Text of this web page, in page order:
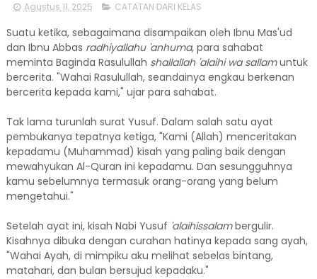
Agustus 11, 2025 CATATAN DARI KELAS
Suatu ketika, sebagaimana disampaikan oleh Ibnu Mas'ud
dan Ibnu Abbas radhiyallahu 'anhuma, para sahabat
meminta Baginda Rasulullah shallallah 'alaihi wa sallamuntuk
bercerita. "Wahai Rasulullah, seandainya engkau berkenan
bercerita kepada kami," ujar para sahabat.
Tak lama turunlah surat Yusuf. Dalam salah satu ayat
pembukanya tepatnya ketiga, "Kami (Allah) menceritakan
kepadamu (Muhammad) kisah yang paling baik dengan
mewahyukan Al-Quran ini kepadamu. Dan sesungguhnya
kamu sebelumnya termasuk orang-orang yang belum
mengetahui."
Setelah ayat ini, kisah Nabi Yusuf 'alaihissalambergulir.
Kisahnya dibuka dengan curahan hatinya kepada sang ayah,
"Wahai Ayah, di mimpiku aku melihat sebelas bintang,
matahari, dan bulan bersujud kepadaku."